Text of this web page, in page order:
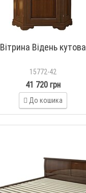
Вітрина Відень кутова
15772-42
41 720 грн
До кошика